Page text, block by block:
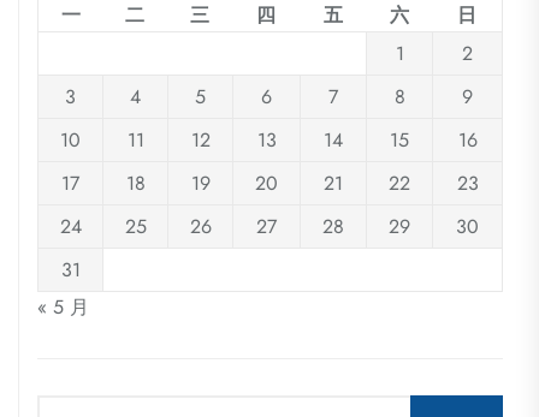
一
二 三 四 五 六
日
1
2
3
4 5 6 7 8
9
10
11 12 13 14 15
16
17
18 19 20 21 22
23
24
25 26 27 28 29
30
31
« 5 月